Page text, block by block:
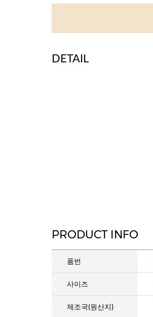
DETAIL
PRODUCT INFO
품번
사이즈
제조국(원산지)